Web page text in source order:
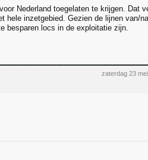
Nederland toegelaten te krijgen. Dat
hele inzetgebied. Gezien de lijnen van/
besparen locs in de exploitatie zijn.
zaterdag 23